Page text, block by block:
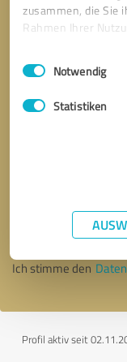
zusammen, die Sie
Rahmen Ihrer
Impressum
Einwilligungsauswahl
Notwendig
Statistiken
Ich stimme den
Profil aktiv seit